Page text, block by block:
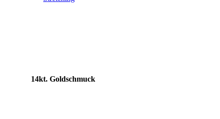
14kt. Goldschmuck